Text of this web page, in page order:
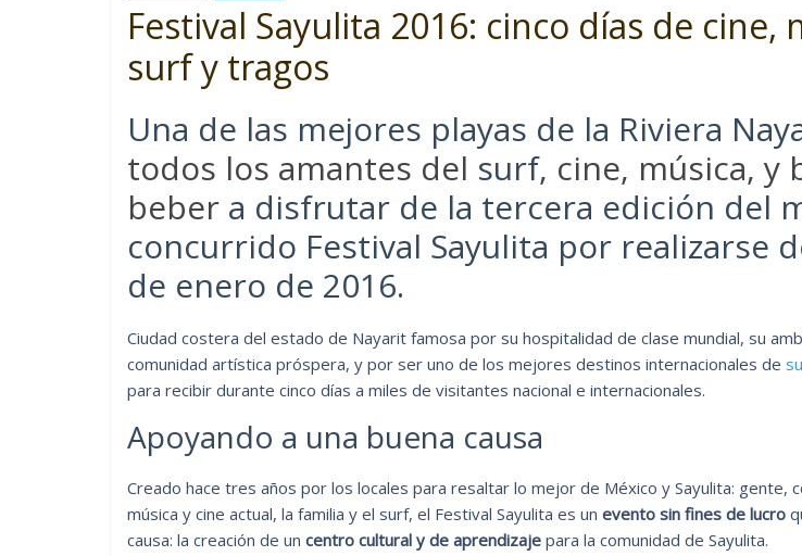
Festival Sayulita 2016: cinco días de cine,
surf y tragos
Una de las mejores playas de la Riviera
todos los amantes del surf, cine, música, y
beber a disfrutar de la tercera edición del
concurrido Festival Sayulita por realizarse
de enero de 2016.
Ciudad costera del estado de Nayarit famosa por su hospitalidad de clase mundial, su
comunidad artística próspera, y por ser uno de los mejores destinos internacionales de
para recibir durante cinco días a miles de visitantes nacional e internacionales.
Apoyando a una buena causa
Creado hace tres años por los locales para resaltar lo mejor de México y Sayulita: gente,
música y cine actual, la familia y el surf, el Festival Sayulita es un evento sin fines de lucro
causa: la creación de un centro cultural y de aprendizaje para la comunidad de Sayulita.